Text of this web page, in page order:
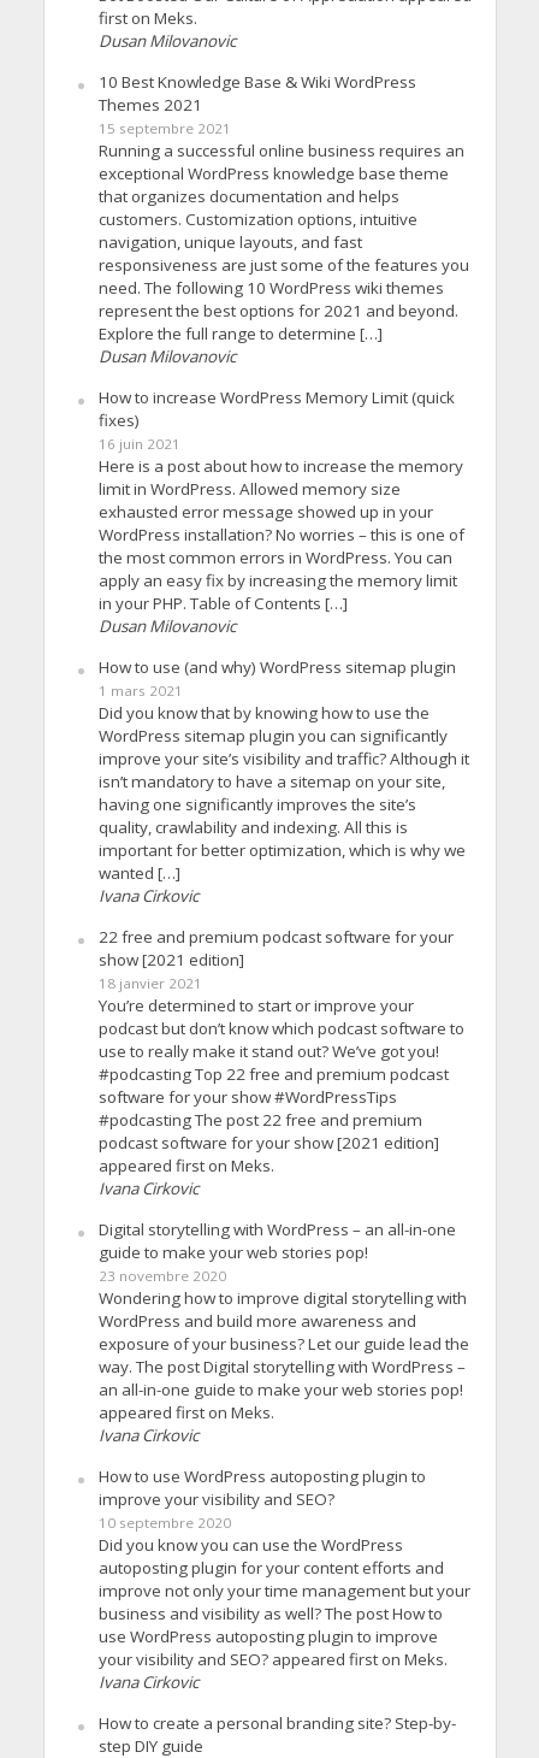
first on Meks.
Dusan Milovanovic
10 Best Knowledge Base & Wiki WordPress
Themes 2021
15 septembre 2021
Running a successful online business requires an
exceptional WordPress knowledge base theme
that organizes documentation and helps
customers. Customization options, intuitive
navigation, unique layouts, and fast
responsiveness are just some of the features you
need. The following 10 WordPress wiki themes
represent the best options for 2021 and beyond.
Explore the full range to determine […]
Dusan Milovanovic
How to increase WordPress Memory Limit (quick
fixes)
16 juin 2021
Here is a post about how to increase the memory
limit in WordPress. Allowed memory size
exhausted error message showed up in your
WordPress installation? No worries – this is one of
the most common errors in WordPress. You can
apply an easy fix by increasing the memory limit
in your PHP. Table of Contents […]
Dusan Milovanovic
How to use (and why) WordPress sitemap plugin
1 mars 2021
Did you know that by knowing how to use the
WordPress sitemap plugin you can significantly
improve your site’s visibility and traffic? Although it
isn’t mandatory to have a sitemap on your site,
having one significantly improves the site’s
quality, crawlability and indexing. All this is
important for better optimization, which is why we
wanted […]
Ivana Cirkovic
22 free and premium podcast software for your
show [2021 edition]
18 janvier 2021
You’re determined to start or improve your
podcast but don’t know which podcast software to
use to really make it stand out? We’ve got you!
#podcasting Top 22 free and premium podcast
software for your show #WordPressTips
#podcasting The post 22 free and premium
podcast software for your show [2021 edition]
appeared first on Meks.
Ivana Cirkovic
Digital storytelling with WordPress – an all-in-one
guide to make your web stories pop!
23 novembre 2020
Wondering how to improve digital storytelling with
WordPress and build more awareness and
exposure of your business? Let our guide lead the
way. The post Digital storytelling with WordPress –
an all-in-one guide to make your web stories pop!
appeared first on Meks.
Ivana Cirkovic
How to use WordPress autoposting plugin to
improve your visibility and SEO?
10 septembre 2020
Did you know you can use the WordPress
autoposting plugin for your content efforts and
improve not only your time management but your
business and visibility as well? The post How to
use WordPress autoposting plugin to improve
your visibility and SEO? appeared first on Meks.
Ivana Cirkovic
How to create a personal branding site? Step-by-
step DIY guide